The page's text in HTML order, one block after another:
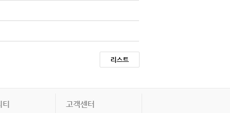
리스트
고객센터